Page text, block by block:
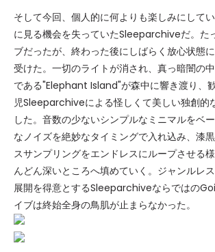
そして今回、個人的に何よりも楽しみにして
に見る機会を失っていたSleeparchiveだ。た
ブだったが、終わった後にしばらく放心状態
受けた。一切のライトが消され、真っ暗闇の
である"Elephant Island"が森中に響き渡り、
児Sleeparchiveによる怪しくて美しい独創的
した。音数の少ないシンプルなミニマルをベ
なノイズを絶妙なタイミングで入れ込み、漆
スサンプリングをエンドレスにループさせる
んどん深いところへ填めていく。ジャンルレ
展開を得意とするSleeparchiveならではの
イブは終始全身の鳥肌が止まらなかった。